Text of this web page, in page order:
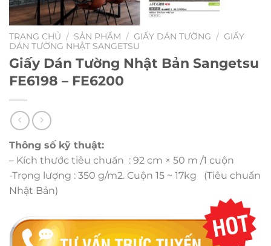
TRANG CHỦ / SẢN PHẨM / GIẤY DÁN TƯỜNG / GIẤY
DÁN TƯỜNG NHẬT SANGETSU
Giấy Dán Tường Nhật Bản Sangetsu
FE6198 – FE6200
Thông số kỹ thuật:
– Kích thước tiêu chuẩn : 92 cm × 50 m /1 cuộn
-Trọng lượng : 350 g/m2. Cuộn 15 ~ 17kg (Tiêu chuẩn
Nhật Bản)